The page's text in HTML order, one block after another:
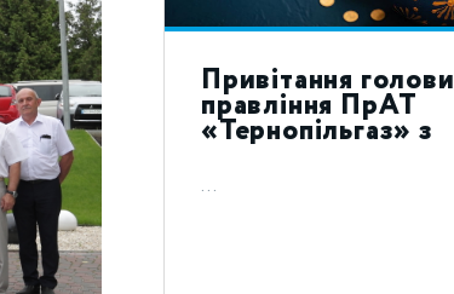
Привітання голови
правління ПрАТ
«Тернопільгаз» з
святом Воскресіння
Христового 2023!
...